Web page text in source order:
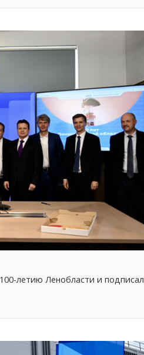
летию Ленобласти и подписал